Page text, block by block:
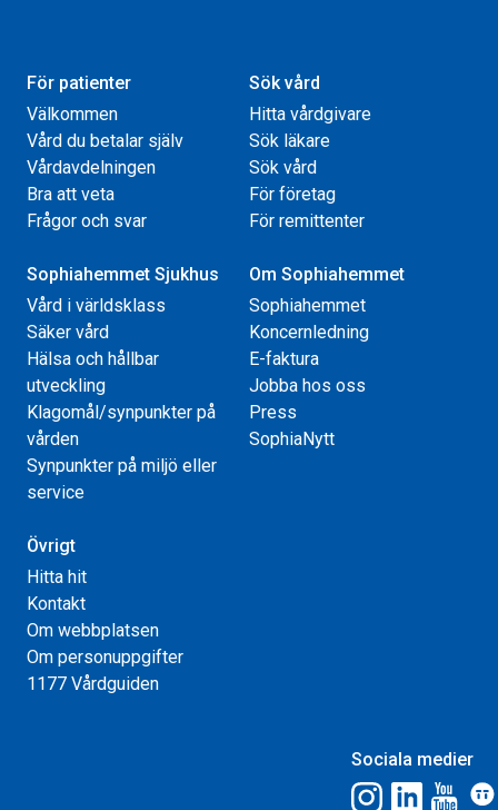
För patienter
Välkommen
Vård du betalar själv
Vårdavdelningen
Bra att veta
Frågor och svar
Sök vård
Hitta vårdgivare
Sök läkare
Sök vård
För företag
För remittenter
Sophiahemmet Sjukhus
Vård i världsklass
Säker vård
Hälsa och hållbar
utveckling
Klagomål/synpunkter på
vården
Synpunkter på miljö eller
service
Om Sophiahemmet
Sophiahemmet
Koncernledning
E-faktura
Jobba hos oss
Press
SophiaNytt
Övrigt
Hitta hit
Kontakt
Om webbplatsen
Om personuppgifter
1177 Vårdguiden
Sociala medier